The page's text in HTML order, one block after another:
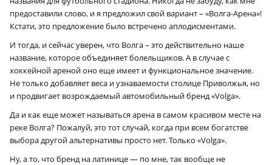
предоставили слово, и я предложил свой вариант – «Волга-Арена»!
Кстати, это предложение было встречено аплодисментами.
И тогда, и сейчас уверен, что Волга – это действительно наше
название, которое объединяет болельщиков. А в случае с
хоккейной ареной оно еще имеет и функциональное значение.
Не только добавляет веса и узнаваемости столице Приволжья, но
и продвигает возрождаемый автомобильный бренд «Volga».
Да и как еще может называться арена в самом красивом месте на
реке Волга? Пожалуй, это тот случай, когда при всем богатстве
выбора другой альтернативы просто нет. Только «Volga».
Ну, а то, что бренд на латинице — по мне, так вообще не